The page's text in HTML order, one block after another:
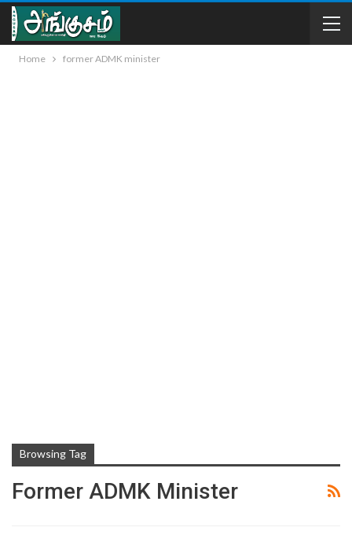
Home former ADMK minister
Browsing Tag
Former ADMK Minister